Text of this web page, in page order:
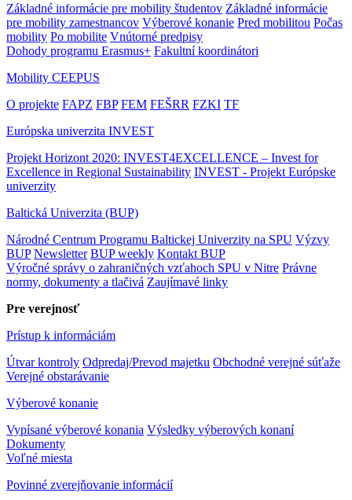
Základné informácie pre mobility študentov Základné informácie
pre mobility zamestnancov Výberové konanie Pred mobilitou Počas
mobility Po mobilite Vnútorné predpisy
Dohody programu Erasmus+ Fakultní koordinátori
Mobility CEEPUS
O projekte FAPZ FBP FEM FEŠRR FZKI TF
Európska univerzita INVEST
Projekt Horizont 2020: INVEST4EXCELLENCE – Invest for
Excellence in Regional Sustainability INVEST - Projekt Európske
univerzity
Baltická Univerzita (BUP)
Národné Centrum Programu Baltickej Univerzity na SPU Výzvy
BUP Newsletter BUP weekly Kontakt BUP
Výročné správy o zahraničných vzťahoch SPU v Nitre Právne
normy, dokumenty a tlačivá Zaujímavé linky
Pre verejnosť
Prístup k informáciám
Útvar kontroly Odpredaj/Prevod majetku Obchodné verejné súťaže
Verejné obstarávanie
Výberové konanie
Vypísané výberové konania Výsledky výberových konaní
Dokumenty
Voľné miesta
Povinné zverejňovanie informácií